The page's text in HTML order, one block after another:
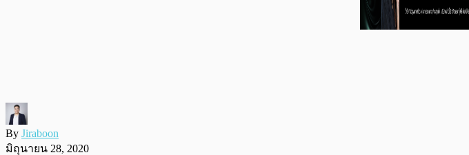
By Jiraboon
มิถุนายน 28, 2020